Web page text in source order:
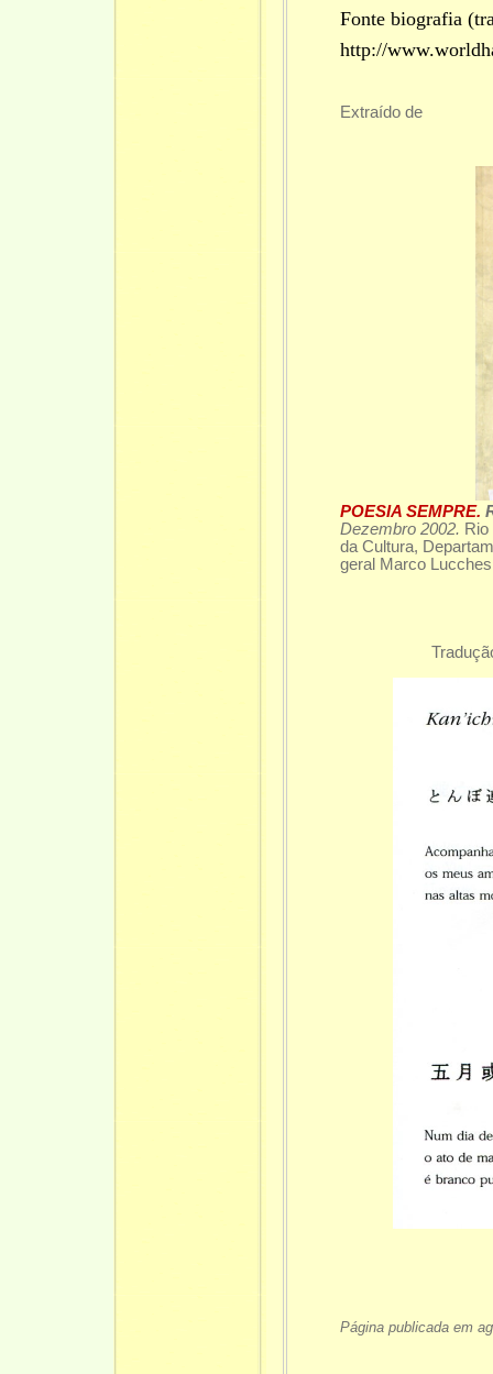
Fonte biografia
http://
Extraído de
POESIA SEMPRE.
Dezembro 2002.
da Cultura,
geral Marco
Página publicada em